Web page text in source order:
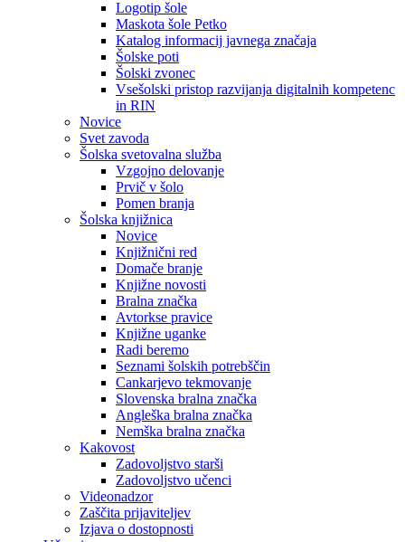
Logotip šole
Maskota šole Petko
Katalog informacij javnega značaja
Šolske poti
Šolski zvonec
Vsešolski pristop razvijanja digitalnih kompetenc
in RIN
Novice
Svet zavoda
Šolska svetovalna služba
Vzgojno delovanje
Prvič v šolo
Pomen branja
Šolska knjižnica
Novice
Knjižnični red
Domače branje
Knjižne novosti
Bralna značka
Avtorkse pravice
Knjižne uganke
Radi beremo
Seznami šolskih potrebščin
Cankarjevo tekmovanje
Slovenska bralna značka
Angleška bralna značka
Nemška bralna značka
Kakovost
Zadovoljstvo starši
Zadovoljstvo učenci
Videonadzor
Zaščita prijaviteljev
Izjava o dostopnosti